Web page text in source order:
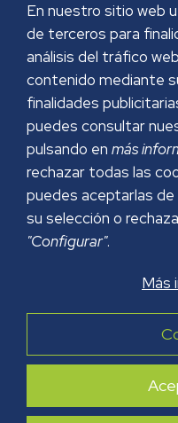
POLÍTICA DE COOKIES
Copyright © 2026
En nuestro sitio web
de terceros para
análisis del tráfico
contenido mediante
finalidades
puedes consultar
pulsando en más
rechazar todas las
puedes aceptarlas
su selección o
"Configurar".
Más